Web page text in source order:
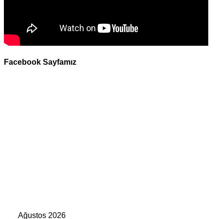
Facebook Sayfamız
Ağustos 2026